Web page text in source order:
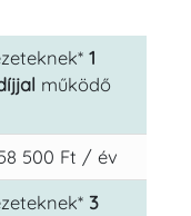
1
működő
500 Ft / év
3